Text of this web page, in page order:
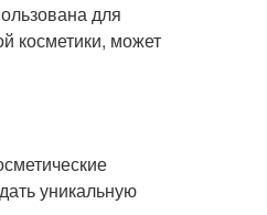
для
косметики, может
уникальную